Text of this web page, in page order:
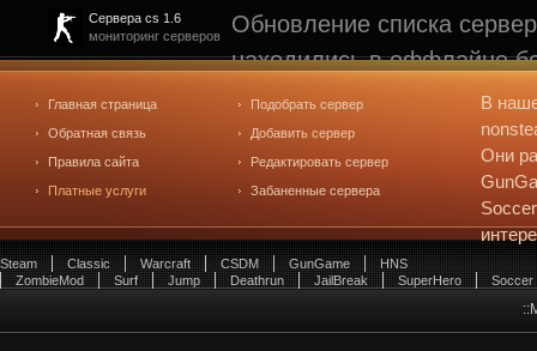
Сервера cs 1.6
мониторинг серверов
Обновление списка
находились в оффлайне
рейтинге не участвуют.
редактирования
.
Главная страница
Обратная связь
Правила сайта
Платные услуги
Подобрать сервер
Добавить сервер
Редактировать сервер
Забаненные сервера
В
Они
Steam Classic Warcraft CSDM GunGame
HNS
ZombieMod
Surf Jump Deathrun JailBreak SuperHero Soccer